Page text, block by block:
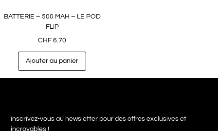
BATTERIE – 500 MAH – LE POD
FLIP
CHF 6.70
Ajouter au panier
inscrivez-vous au newsletter pour des offres exclusives et
incroyables !